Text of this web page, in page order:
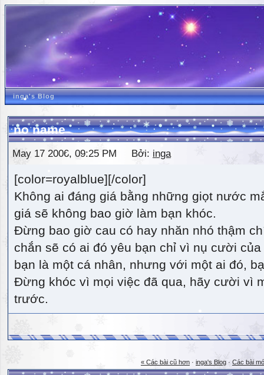
inga's Blog
no name
May 17 2006, 09:25 PM Bởi: inga
[color=royalblue][/color]
Không ai đáng giá bằng những giọt nước
giá sẽ không bao giờ làm bạn khóc.
Đừng bao giờ cau có hay nhăn nhó thậm
chắn sẽ có ai đó yêu bạn chỉ vì nụ cười
bạn là một cá nhân, nhưng với một ai đó,
Đừng khóc vì mọi việc đã qua, hãy cười vì
trước.
« Các bài cũ hơn · inga's Blog · Các bài